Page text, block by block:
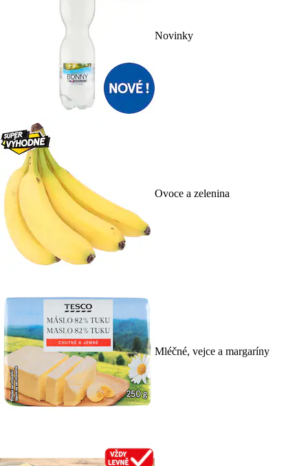
Novinky
Ovoce a zelenina
Mléčné, vejce a margaríny